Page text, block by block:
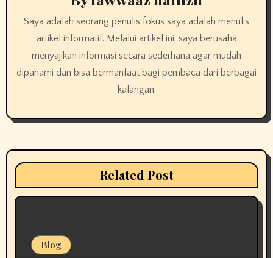
t
o
n
Saya adalah seorang penulis fokus saya adalah menulis
artikel informatif. Melalui artikel ini, saya berusaha
menyajikan informasi secara sederhana agar mudah
dipahami dan bisa bermanfaat bagi pembaca dari berbagai
kalangan.
Related Post
Blog